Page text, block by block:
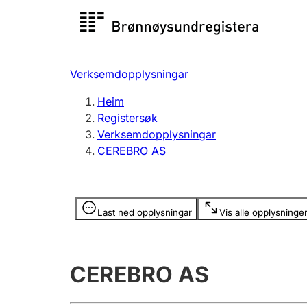
Registersøk
Registrere, endre, slette
Verksemdopplysningar
Heim
Registersøk
Verksemdopplysningar
CEREBRO AS
Last ned opplysningar Vis alle opplysninger
Opplysninger er skjult
CEREBRO AS